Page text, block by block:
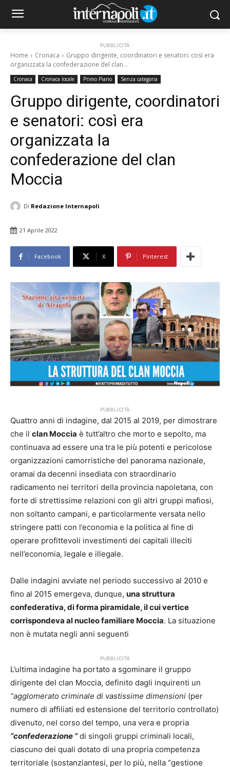
PUBBLICITÀ
Home Cronaca
Gruppo dirigente, coordinatori e senatori: così era
organizzata la confederazione del clan...
Cronaca Cronaca locale Primo Piano Senza categoria
Gruppo dirigente, coordinatori
e senatori: così era
organizzata la
confederazione del clan
Moccia
Di Redazione Internapoli
21 Aprile 2022
Facebook X Pinterest
PUBBLICITÀ
Quattro anni di indagine, dal 2015 al 2019, per dimostrare
che il clan Moccia è tutt’altro che morto e sepolto, ma
continuava ad essere una tra le più potenti e pericolose
organizzazioni camorristiche del panorama nazionale,
oramai da decenni insediata con straordinario
radicamento nei territori della provìncia napoletana, con
forte di strettissime relazioni con gli altri gruppi mafiosi,
non soltanto campani, e particolarmente versata nello
stringere patti con l’economia e la politica al fine di
operare profittevoli investimenti dei capitali illeciti
nell’economia, legale e illegale.
Dalle indagini avviate nel periodo successivo al 2010 e
fino al 2015 emergeva, dunque, una struttura
confederativa, di forma piramidale, il cui vertice
corrispondeva al nucleo familiare Moccia. La situazione
non è mutata negli anni seguenti
PUBBLICITÀ
L’ultima indagine ha portato a sgominare il gruppo
dirigente del clan Moccia, definito dagli inquirenti un
“agglomerato criminale di vastissime dimensioni (per
numero di affiliati ed estensione del territorio controllato)
divenuto, nel corso del tempo, una vera e propria
“confederazione ”di singoli gruppi criminali locali,
ciascuno dei quali dotato di una propria competenza
territoriale (sostanziantesi, per lo più, nella “gestione